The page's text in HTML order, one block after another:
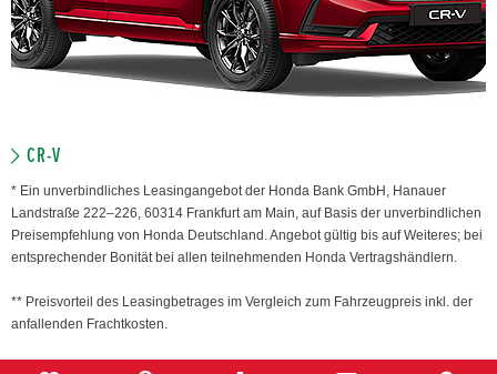
CR-V
* Ein unverbindliches Leasingangebot der Honda Bank GmbH, Hanauer
Landstraße 222–226, 60314 Frankfurt am Main, auf Basis der unverbindlichen
Preisempfehlung von Honda Deutschland. Angebot gültig bis auf Weiteres; bei
entsprechender Bonität bei allen teilnehmenden Honda Vertragshändlern.
** Preisvorteil des Leasingbetrages im Vergleich zum Fahrzeugpreis inkl. der
anfallenden Frachtkosten.